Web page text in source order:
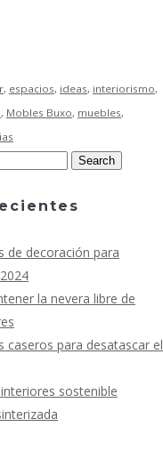
, espacios, ideas, interiorismo,
, Mobles Buxo, muebles,
de decoración para
la nevera libre de
caseros para desatascar el
sostenible